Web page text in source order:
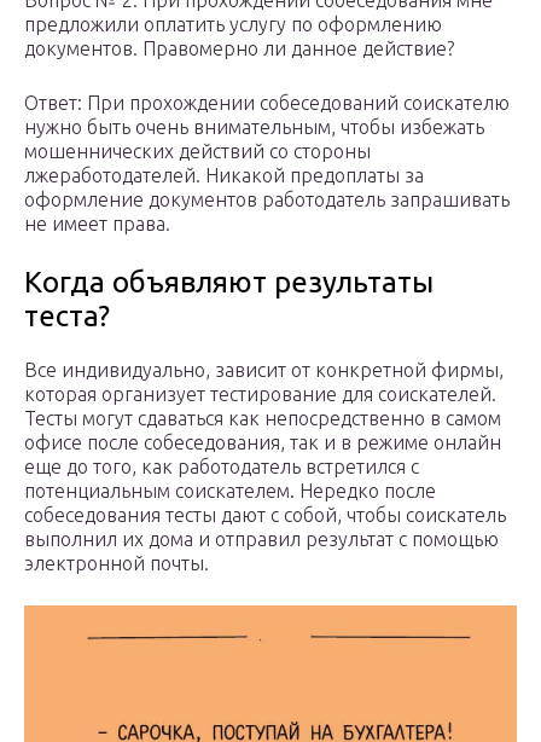
предложили оплатить услугу по оформлению
документов. Правомерно ли данное действие?
Ответ: При прохождении собеседований соискателю
нужно быть очень внимательным, чтобы избежать
мошеннических действий со стороны
лжеработодателей. Никакой предоплаты за
оформление документов работодатель запрашивать
не имеет права.
Когда объявляют результаты
теста?
Все индивидуально, зависит от конкретной фирмы,
которая организует тестирование для соискателей.
Тесты могут сдаваться как непосредственно в самом
офисе после собеседования, так и в режиме онлайн
еще до того, как работодатель встретился с
потенциальным соискателем. Нередко после
собеседования тесты дают с собой, чтобы соискатель
выполнил их дома и отправил результат с помощью
электронной почты.